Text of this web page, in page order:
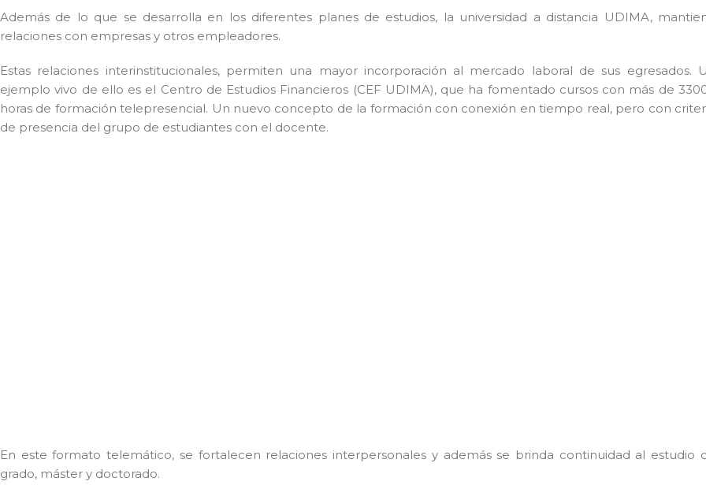
Además de lo que se desarrolla en los diferentes planes de estudios, la universidad a distancia UDIMA,
relaciones con empresas y otros empleadores.
Estas relaciones interinstitucionales, permiten una mayor incorporación al mercado laboral de sus egresados.
ejemplo vivo de ello es el Centro de Estudios Financieros (CEF UDIMA), que ha fomentado cursos con más de
horas de formación telepresencial. Un nuevo concepto de la formación con conexión en tiempo real, pero con
de presencia del grupo de estudiantes con el docente.
En este formato telemático, se fortalecen relaciones interpersonales y además se brinda continuidad al estudio
grado, máster y doctorado.